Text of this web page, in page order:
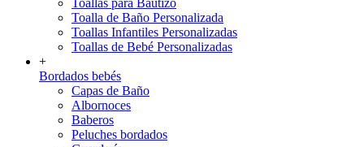
Toallas para Bautizo
Toalla de Baño Personalizada
Toallas Infantiles Personalizadas
Toallas de Bebé Personalizadas
+
Bordados bebés
Capas de Baño
Albornoces
Baberos
Peluches bordados